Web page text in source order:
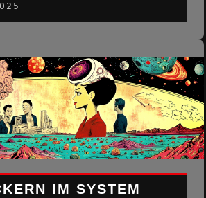
IM SYSTEM